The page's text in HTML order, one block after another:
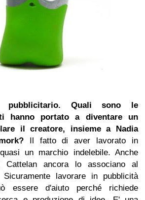
pubblicitario. Quali sono le
hanno portato a diventare un
il creatore, insieme a Nadia
Il fatto di aver lavorato in
un marchio indelebile. Anche
Cattelan ancora lo associano al
Sicuramente lavorare in pubblicità
essere d'aiuto perché richiede